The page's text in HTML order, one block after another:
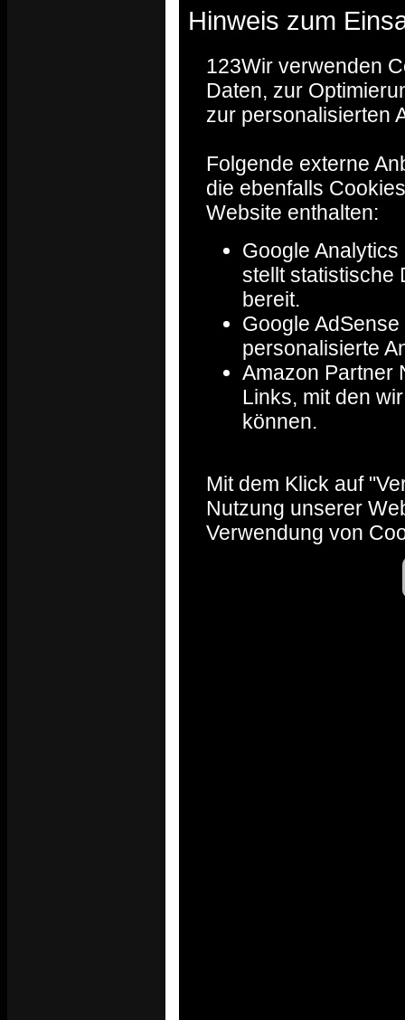
Hinweis zum
123Wir verwenden
Daten, zur
zur personalisierten
Folgende externe
die ebenfalls
Website enthalten:
Google
stellt statistische
bereit.
Google
personalisierte
Amazon Partner
Links, mit den
können.
Mit dem Klick auf
Nutzung unserer
Verwendung von